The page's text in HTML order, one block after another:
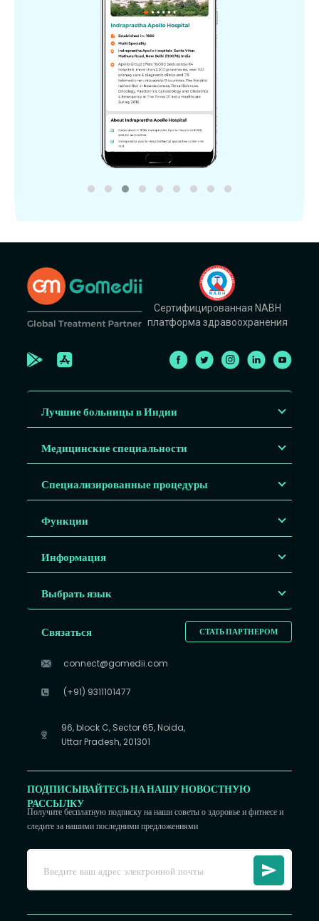
Сертифицированная NABH
платформа здравоохранения
Лучшие больницы в Индии
Медицинские специальности
Специализированные процедуры
Функции
Информация
Выбрать язык
СТАТЬ ПАРТНЕРОМ
Связаться
connect@gomedii.com
(+91) 9311101477
96, block C, Sector 65, Noida,
Uttar Pradesh, 201301
ПОДПИСЫВАЙТЕСЬ НА НАШУ НОВОСТНУЮ
РАССЫЛКУ
Получите бесплатную подписку на наши советы о здоровье и фитнесе и
следите за нашими последними предложениями